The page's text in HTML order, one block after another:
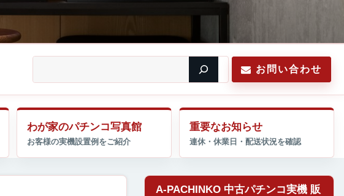
お問い合わせ
わが家のパチンコ写真館 重要なお知らせ
A-PACHINKO 中古パチンコ実機 販